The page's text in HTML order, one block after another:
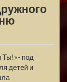
Ты!»- под
детей и